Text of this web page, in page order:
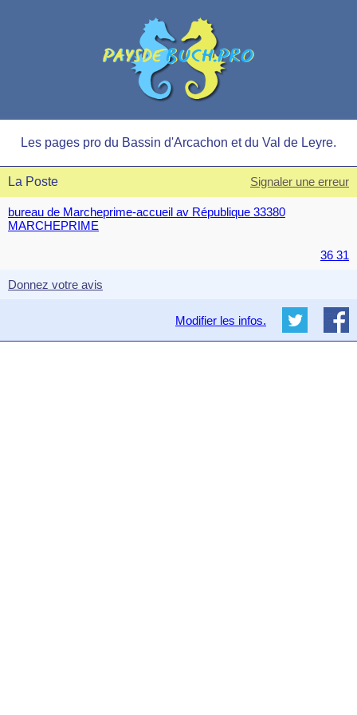
Les pages pro du Bassin d'Arcachon et du Val de Leyre.
La Poste Signaler une erreur
bureau de Marcheprime-accueil av République 33380
MARCHEPRIME
36 31
Donnez votre avis
Modifier les infos.